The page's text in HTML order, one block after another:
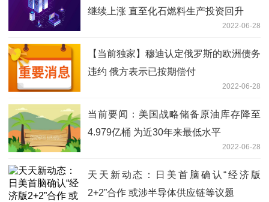
继续上涨 直至化石燃料生产投资回升
2022-06-28
【当前独家】穆迪认定俄罗斯的欧洲债务
违约 俄方表示已按期偿付
2022-06-28
当前要闻：美国战略储备原油库存降至
4.979亿桶 为近30年来最低水平
2022-06-28
天天新动态：日美首脑确认“经济版
2+2”合作 或涉半导体供应链等议题